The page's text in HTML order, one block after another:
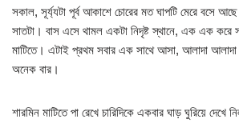
সকাল, সূর্য্যটা পূর্ব আকাশে চোরের মত ঘাপটি মেরে বসে
সাতটা। বাস এসে থামল একটা নিদৃষ্ট স্থানে, এক এক করে
মাটিতে। এটাই প্রথম সবার এক সাথে আসা, আলাদা
অনেক বার।
শারমিন মাটিতে পা রেখে চারিদিকে একবার ঘাড় ঘুরিয়ে